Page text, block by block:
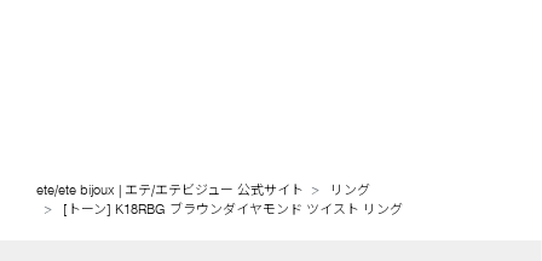
ete/ete bijoux | エテ/エテビジュー 公式サイト
リング
[トーン] K18RBG ブラウンダイヤモンド ツイスト リング